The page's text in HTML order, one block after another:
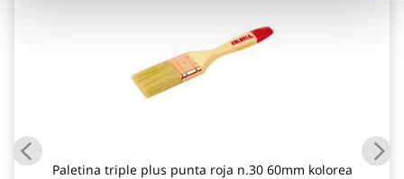
Paletina triple plus punta roja n.30 60mm kolorea